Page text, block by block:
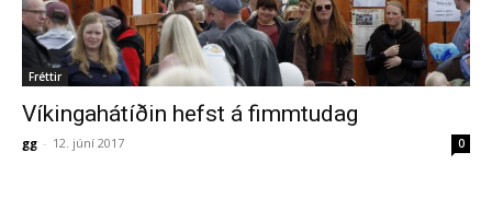
Fréttir
Víkingahátíðin hefst á fimmtudag
gg - 12. júní 2017 0